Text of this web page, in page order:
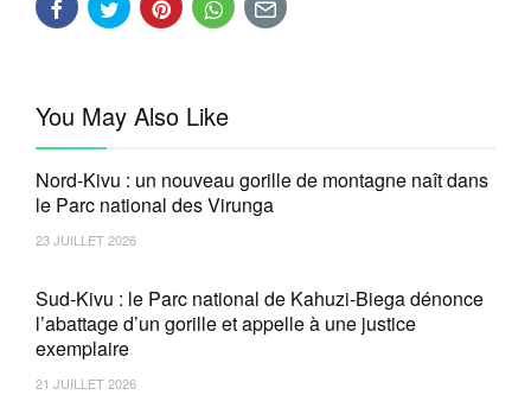
You May Also Like
Nord-Kivu : un nouveau gorille de montagne naît dans
le Parc national des Virunga
23 JUILLET 2026
Sud-Kivu : le Parc national de Kahuzi-Biega dénonce
l’abattage d’un gorille et appelle à une justice
exemplaire
21 JUILLET 2026